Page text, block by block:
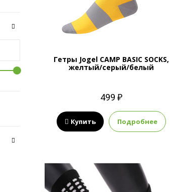
Гетры Jogel CAMP BASIC SOCKS,
желтый/серый/белый
499 ₽
Купить Подробнее